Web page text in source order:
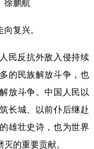
金融
信息化
时尚 悦读
亚太网 上市公司
鹏航
复兴。
反抗外敌入侵持续
的民族解放斗争，也
放斗争。中国人民以
长城、以前仆后继赴
雄壮史诗，也为世界
的重要贡献。